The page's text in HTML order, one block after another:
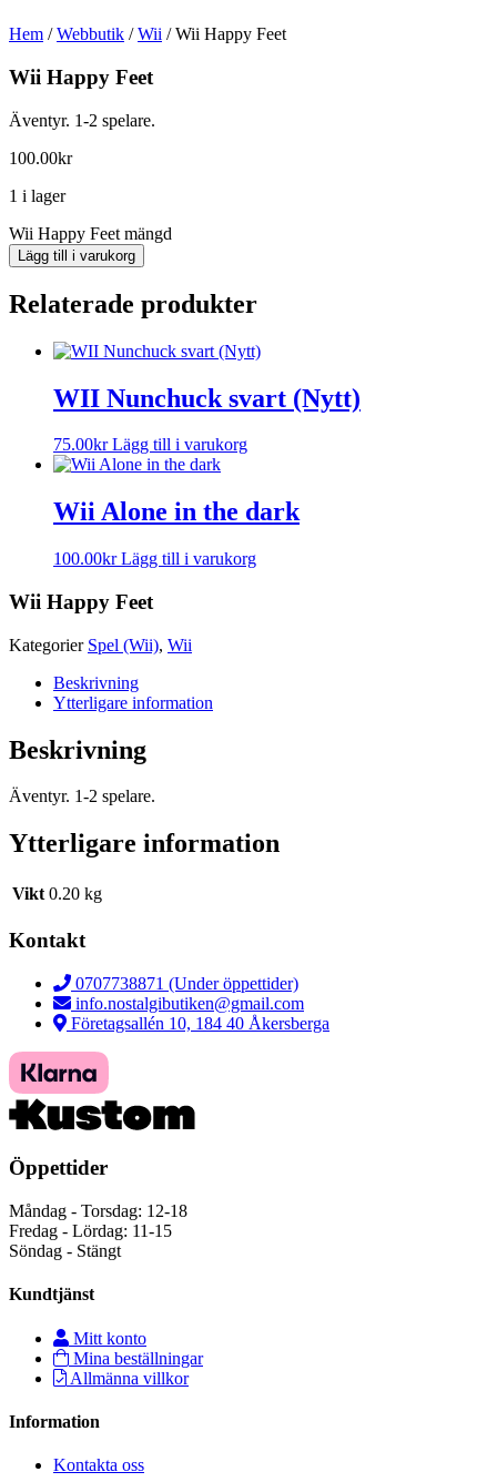
Hem /Webbutik /Wii / Wii Happy Feet
Wii Happy Feet
Äventyr. 1-2 spelare.
100.00kr
1 i lager
Wii Happy Feet mängd
Lägg till i varukorg
Relaterade produkter
WII Nunchuck svart (Nytt)
75.00kr Lägg till i varukorg
Wii Alone in the dark
100.00kr Lägg till i varukorg
Wii Happy Feet
Kategorier Spel (Wii), Wii
Beskrivning
Ytterligare information
Beskrivning
Äventyr. 1-2 spelare.
Ytterligare information
Vikt 0.20 kg
Kontakt
0707738871 (Under öppettider)
info.nostalgibutiken@gmail.com
Företagsallén 10, 184 40 Åkersberga
Öppettider
Måndag - Torsdag: 12-18
Fredag - Lördag: 11-15
Söndag - Stängt
Kundtjänst
Mitt konto
Mina beställningar
Allmänna villkor
Information
Kontakta oss